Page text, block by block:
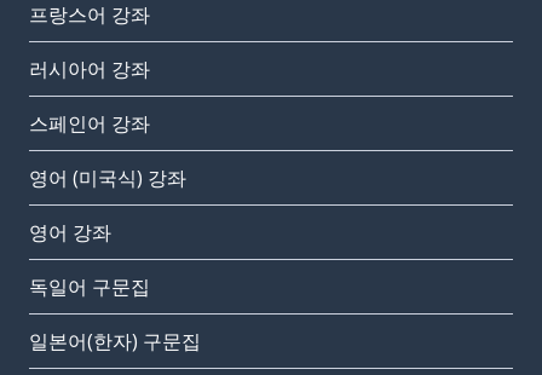
프랑스어 강좌
러시아어 강좌
스페인어 강좌
영어 (미국식) 강좌
영어 강좌
독일어 구문집
일본어(한자) 구문집